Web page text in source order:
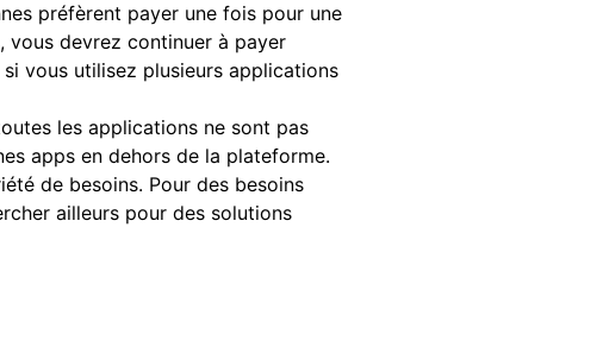
préfèrent payer une fois pour une
vous devrez continuer à payer
vous utilisez plusieurs applications
les applications ne sont pas
apps en dehors de la plateforme.
de besoins. Pour des besoins
ailleurs pour des solutions